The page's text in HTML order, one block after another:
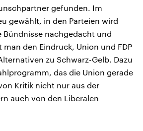
gefunden. Im
gewählt, in den Parteien wird
Bündnisse nachgedacht und
den Eindruck, Union und FDP
zu Schwarz-Gelb. Dazu
das die Union gerade
Kritik nicht nur aus der
auch von den Liberalen